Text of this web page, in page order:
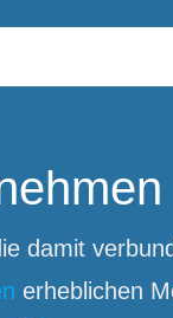
damit
erheblichen